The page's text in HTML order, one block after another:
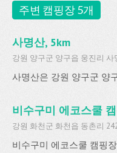
주변 캠핑장 5개
사명산, 5km
강원 양구군 양구읍 웅진리 사
사명산은 강원 양구군 양
비수구미 에코스쿨
강원 화천군 화천읍 동촌리
비수구미 에코스쿨 캠핑